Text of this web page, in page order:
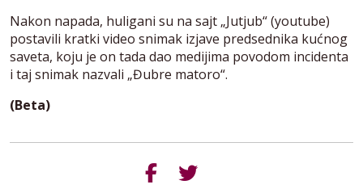
Nakon napada, huligani su na sajt „Jutjub“ (youtube)
postavili kratki video snimak izjave predsednika kućnog
saveta, koju je on tada dao medijima povodom incidenta
i taj snimak nazvali „Đubre matoro“.
(Beta)